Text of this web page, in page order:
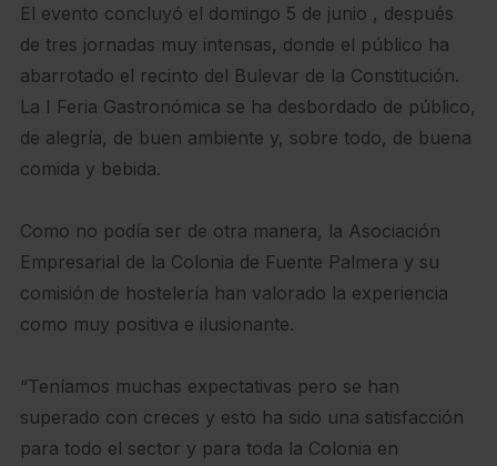
El evento concluyó el domingo 5 de junio , después
de tres jornadas muy intensas, donde el público ha
abarrotado el recinto del Bulevar de la Constitución.
La I Feria Gastronómica se ha desbordado de público,
de alegría, de buen ambiente y, sobre todo, de buena
comida y bebida.
Como no podía ser de otra manera, la Asociación
Empresarial de la Colonia de Fuente Palmera y su
comisión de hostelería han valorado la experiencia
como muy positiva e ilusionante.
“Teníamos muchas expectativas pero se han
superado con creces y esto ha sido una satisfacción
para todo el sector y para toda la Colonia en